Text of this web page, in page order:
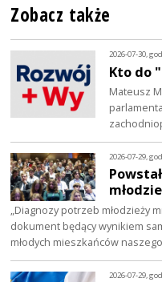
Zobacz także
2026-07-30,
Kto do
Mateusz
2026-07-29,
„Diagnozy potrzeb młodzieży
dokument będący wynikiem
młodych mieszkańców
2026-07-29,